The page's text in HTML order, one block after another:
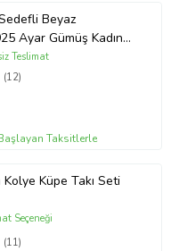
Beyaz
Ayar Gümüş Kadın
Seti
(12)
Teslimat
Taksitlerle
Kolye Küpe Takı Seti
(11)
Seçeneği